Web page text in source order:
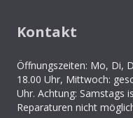
Kontakt
Öffnungszeiten: Mo, Di,
18.00 Uhr, Mittwoch:
Uhr. Achtung: Samstags
Reparaturen nicht